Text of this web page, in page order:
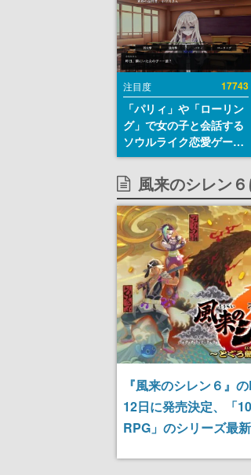
注目度 17743
「パリィ」や「ローリン
グ」で女の子と会話する
ソウルライク恋愛ゲーム
『小早川さんはソウルラ
イク』無料公開。返事に
失敗すると「YOU
DIED」
風来のシレン
『風来のシレン６』
12日に発売決定、「
RPG」のシリーズ最
ントラや追加コンテ